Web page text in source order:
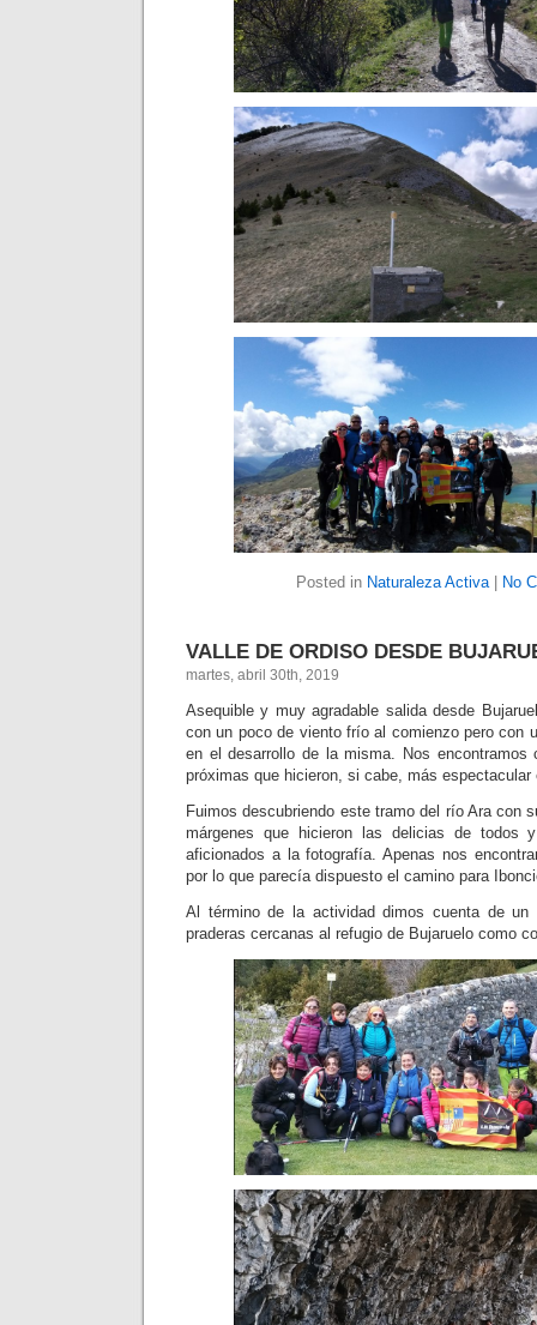
Posted in Naturaleza Activa No
VALLE DE ORDISO DESDE
martes, abril 30th, 2019
Asequible y muy agradable salida desde
con un poco de viento frío al comienzo pero con
en el desarrollo de la misma. Nos
próximas que hicieron, si cabe, más espectacular
Fuimos descubriendo este tramo del río Ara con
márgenes que hicieron las delicias de todos
aficionados a la fotografía. Apenas nos
por lo que parecía dispuesto el camino para
Al término de la actividad dimos cuenta de un
praderas cercanas al refugio de Bujaruelo como